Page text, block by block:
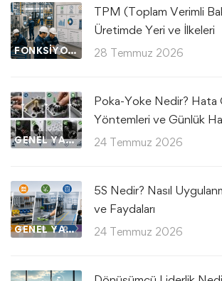
FONKSIYONEL UYGULAMALAR
TPM (Toplam Verimli
Üretimde Yeri ve İlkeleri
28 Temmuz 2026
GENEL YAZILAR
Poka-Yoke Nedir? Hata
Yöntemleri ve Günlük
24 Temmuz 2026
GENEL YAZILAR
5S Nedir? Nasıl
ve Faydaları
24 Temmuz 2026